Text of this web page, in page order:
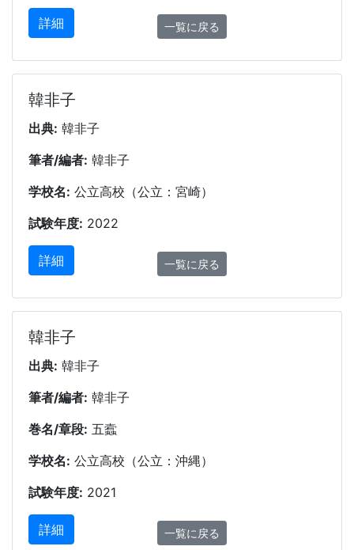
詳細 一覧に戻る
韓非子
出典: 韓非子
筆者/編者: 韓非子
学校名: 公立高校（公立：宮崎）
試験年度: 2022
詳細 一覧に戻る
韓非子
出典: 韓非子
筆者/編者: 韓非子
巻名/章段: 五蠧
学校名: 公立高校（公立：沖縄）
試験年度: 2021
詳細 一覧に戻る